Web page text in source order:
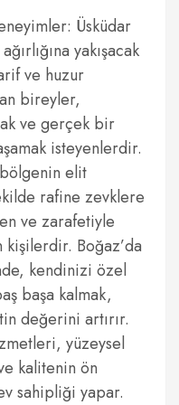
Üsküdar
yakışacak
ve huzur
bireyler,
ve gerçek bir
isteyenlerdir.
elit
rafine zevklere
ve zarafetiyle
Boğaz’da
kendinizi özel
başa kalmak,
değerini artırır.
yüzeysel
kalitenin ön
sahipliği yapar.